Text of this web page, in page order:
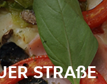
STRAßE